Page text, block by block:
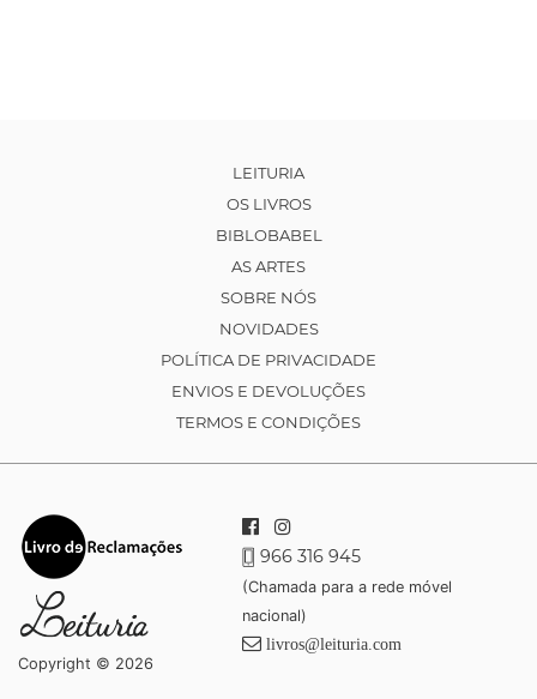
LEITURIA
OS LIVROS
BIBLOBABEL
AS ARTES
SOBRE NÓS
NOVIDADES
POLÍTICA DE PRIVACIDADE
ENVIOS E DEVOLUÇÕES
TERMOS E CONDIÇÕES
Copyright © 2026
966 316 945
(Chamada para a rede móvel
nacional)
livros@leituria.com